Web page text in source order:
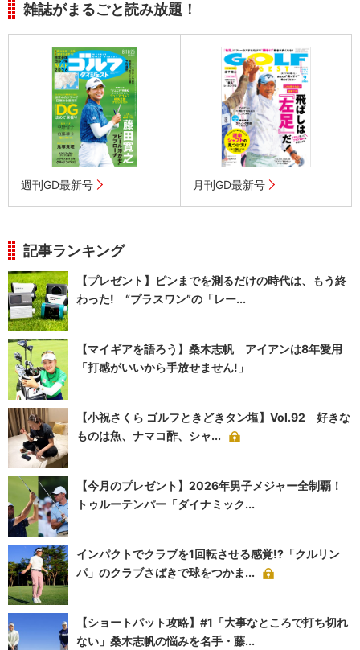
雑誌がまるごと読み放題！
週刊GD最新号 月刊GD最新号
記事ランキング
【プレゼント】ピンまでを測るだけの時代は、もう終
わった! “プラスワン”の「レー...
【マイギアを語ろう】桑木志帆 アイアンは8年愛用
「打感がいいから手放せません!」
【小祝さくら ゴルフときどきタン塩】Vol.92 好きな
ものは魚、ナマコ酢、シャ...
【今月のプレゼント】2026年男子メジャー全制覇！
トゥルーテンパー「ダイナミック...
インパクトでクラブを1回転させる感覚!?「クルリン
パ」のクラブさばきで球をつかま...
【ショートパット攻略】#1「大事なところで打ち切れ
ない」桑木志帆の悩みを名手・藤...